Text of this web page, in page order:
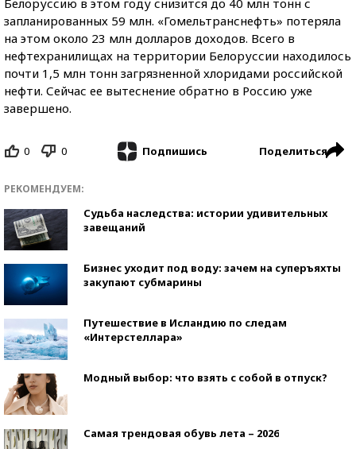
запланированных 59 млн. «Гомельтранснефть» потеряла
на этом около 23 млн долларов доходов. Всего в
нефтехранилищах на территории Белоруссии находилось
почти 1,5 млн тонн загрязненной хлоридами российской
нефти. Сейчас ее вытеснение обратно в Россию уже
завершено.
0 0 Подпишись Поделиться
РЕКОМЕНДУЕМ:
Судьба наследства: истории удивительных
завещаний
Бизнес уходит под воду: зачем на суперъяхты
закупают субмарины
Путешествие в Исландию по следам
«Интерстеллара»
Модный выбор: что взять с собой в отпуск?
Самая трендовая обувь лета – 2026